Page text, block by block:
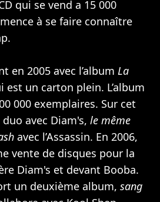
qui se vend a 15 000
à se faire connaître
en 2005 avec l’album La
est un carton plein. L’album
000 exemplaires. Sur cet
avec Diam's, le même
avec l’Assassin. En 2006,
vente de disques pour la
Diam's et devant Booba.
un deuxième album, sang